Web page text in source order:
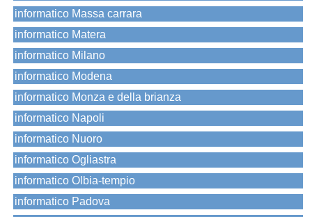
informatico Massa carrara
informatico Matera
informatico Milano
informatico Modena
informatico Monza e della brianza
informatico Napoli
informatico Nuoro
informatico Ogliastra
informatico Olbia-tempio
informatico Padova